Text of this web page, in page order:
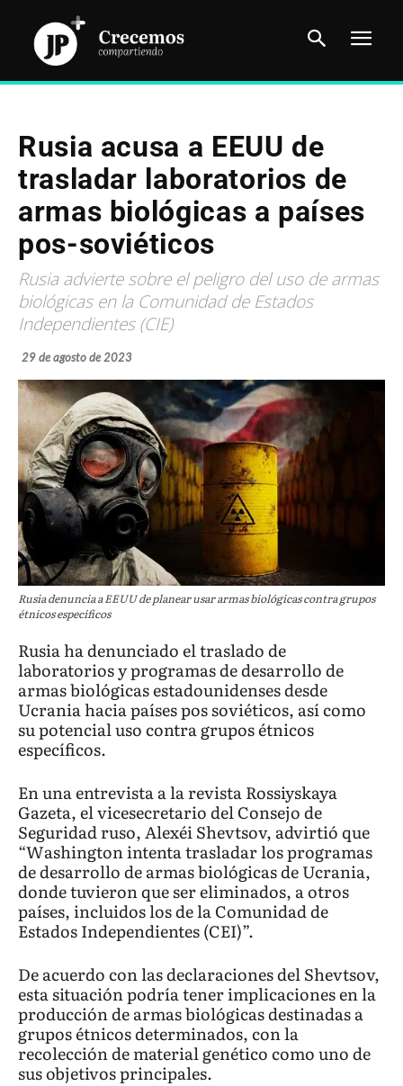
Rusia acusa a EEUU de
trasladar laboratorios de
armas biológicas a países
pos-soviéticos
Rusia advierte sobre el peligro del uso de armas
biológicas en la Comunidad de Estados
Independientes (CIE)
29 de agosto de 2023
Rusia denuncia a EEUU de planear usar armas biológicas contra grupos
étnicos específicos
Rusia ha denunciado el traslado de
laboratorios y programas de desarrollo de
armas biológicas estadounidenses desde
Ucrania hacia países pos soviéticos, así como
su potencial uso contra grupos étnicos
específicos.
En una entrevista a la revista Rossiyskaya
Gazeta, el vicesecretario del Consejo de
Seguridad ruso, Alexéi Shevtsov, advirtió que
“Washington intenta trasladar los programas
de desarrollo de armas biológicas de Ucrania,
donde tuvieron que ser eliminados, a otros
países, incluidos los de la Comunidad de
Estados Independientes (CEI)”.
De acuerdo con las declaraciones del Shevtsov,
esta situación podría tener implicaciones en la
producción de armas biológicas destinadas a
grupos étnicos determinados, con la
recolección de material genético como uno de
sus objetivos principales.